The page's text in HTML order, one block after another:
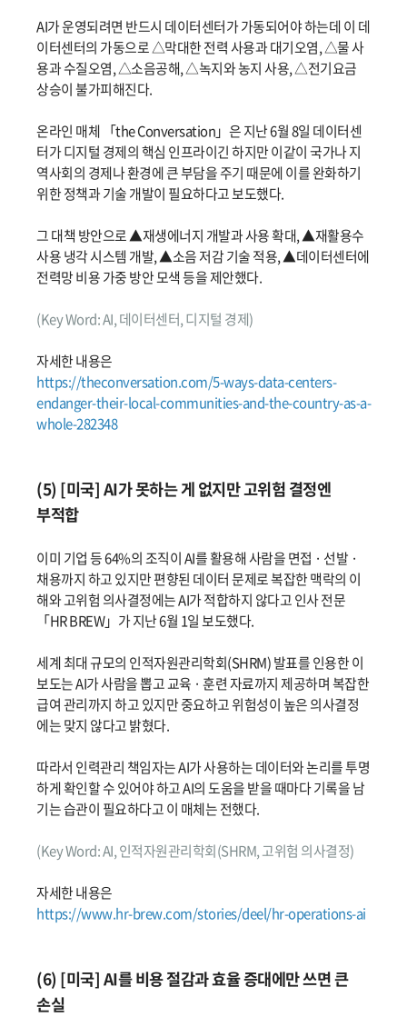
AI가 운영되려면 반드시 데이터센터가 가동되어야 하는데 이 데
이터센터의 가동으로 △막대한 전력 사용과 대기오염, △물 사
용과 수질오염, △소음공해, △녹지와 농지 사용, △전기요금
상승이 불가피해진다.
온라인 매체 「the Conversation」은 지난 6월 8일 데이터센
터가 디지털 경제의 핵심 인프라이긴 하지만 이같이 국가나 지
역사회의 경제나 환경에 큰 부담을 주기 때문에 이를 완화하기
위한 정책과 기술 개발이 필요하다고 보도했다.
그 대책 방안으로 ▲재생에너지 개발과 사용 확대, ▲재활용수
사용 냉각 시스템 개발, ▲소음 저감 기술 적용, ▲데이터센터에
전력망 비용 가중 방안 모색 등을 제안했다.
(Key Word: AI, 데이터센터, 디지털 경제)
자세한 내용은
https://theconversation.com/5-ways-data-centers-
endanger-their-local-communities-and-the-country-as-a-
whole-282348
(5) [미국] AI가 못하는 게 없지만 고위험 결정엔
부적합
이미 기업 등 64%의 조직이 AI를 활용해 사람을 면접 · 선발 ·
채용까지 하고 있지만 편향된 데이터 문제로 복잡한 맥락의 이
해와 고위험 의사결정에는 AI가 적합하지 않다고 인사 전문
「HR BREW」가 지난 6월 1일 보도했다.
세계 최대 규모의 인적자원관리학회(SHRM) 발표를 인용한 이
보도는 AI가 사람을 뽑고 교육 · 훈련 자료까지 제공하며 복잡한
급여 관리까지 하고 있지만 중요하고 위험성이 높은 의사결정
에는 맞지 않다고 밝혔다.
따라서 인력관리 책임자는 AI가 사용하는 데이터와 논리를 투명
하게 확인할 수 있어야 하고 AI의 도움을 받을 때마다 기록을 남
기는 습관이 필요하다고 이 매체는 전했다.
(Key Word: AI, 인적자원관리학회(SHRM, 고위험 의사결정)
자세한 내용은
https://www.hr-brew.com/stories/deel/hr-operations-ai
(6) [미국] AI를 비용 절감과 효율 증대에만 쓰면 큰
손실